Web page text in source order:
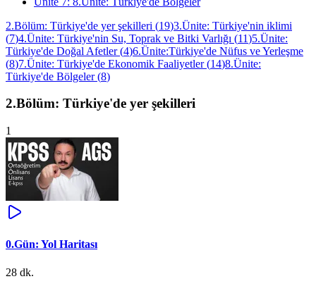
2.Bölüm: Türkiye'de yer şekilleri (19)3.Ünite: Türkiye'nin iklimi
(7)4.Ünite: Türkiye'nin Su, Toprak ve Bitki Varlığı (11)5.Ünite:
Türkiye'de Doğal Afetler(4)6.Ünite:Türkiye'de Nüfus ve Yerleşme
(8)7.Ünite: Türkiye'de Ekonomik Faaliyetler(14)8.Ünite:
Türkiye'de Bölgeler(8)
2.Bölüm: Türkiye'de yer şekilleri
1
0.Gün: Yol Haritası
28 dk.